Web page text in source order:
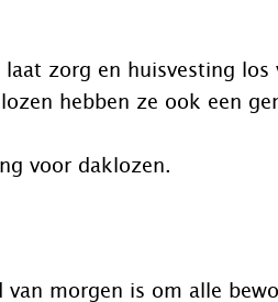
zorg en huisvesting los
hebben ze ook een
voor daklozen.
morgen is om alle